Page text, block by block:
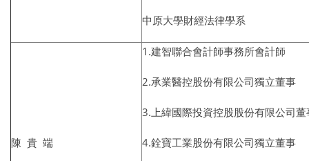
中原大學財經法律學系
陳 貴 端
1.建智聯合會計師事務所會計師
2.承業醫控股份有限公司獨立董事
3.上緯國際投資控股股份有限公司董
4.銓寶工業股份有限公司獨立董事